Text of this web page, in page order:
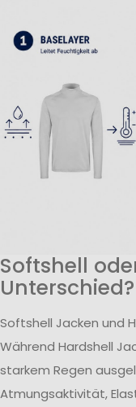
Softshell
Unterschied?
Softshell Jacken und
Während Hardshell
starkem Regen
Atmungsaktivität,